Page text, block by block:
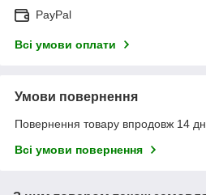
PayPal
Всі умови оплати
Умови повернення
Повернення товару впродовж 14
Всі умови повернення